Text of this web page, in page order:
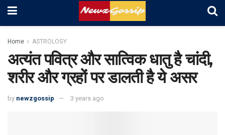
Home ASTROLOGY
अत्यंत पवित्र और सात्विक धातु है चांदी,
शरीर और ग्रहों पर डालती है ये असर
by newzgossip 3 years ago